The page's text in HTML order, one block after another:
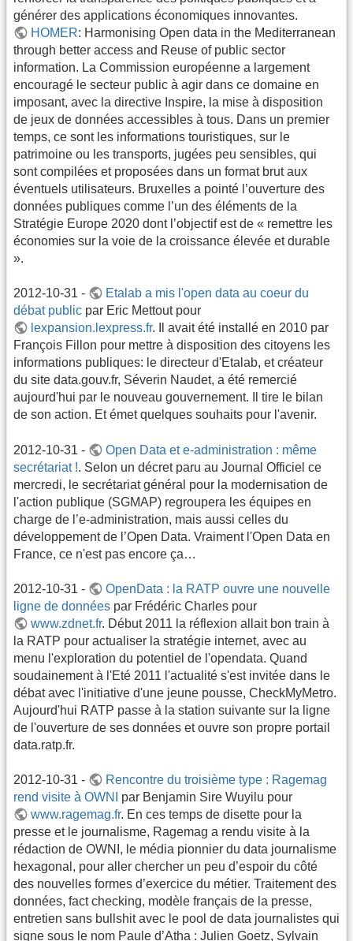
générer des applications économiques innovantes.
HOMER: Harmonising Open data in the Mediterranean
through better access and Reuse of public sector
information. La Commission européenne a largement
encouragé le secteur public à agir dans ce domaine en
imposant, avec la directive Inspire, la mise à disposition
de jeux de données accessibles à tous. Dans un premier
temps, ce sont les informations touristiques, sur le
patrimoine ou les transports, jugées peu sensibles, qui
sont compilées et proposées dans un format brut aux
éventuels utilisateurs. Bruxelles a pointé l’ouverture des
données publiques comme l’un des éléments de la
Stratégie Europe 2020 dont l’objectif est de « remettre les
économies sur la voie de la croissance élevée et durable
».
2012-10-31 -
Etalab a mis l'open data au coeur du
débat public par Eric Mettout pour
lexpansion.lexpress.fr. Il avait été installé en 2010 par
François Fillon pour mettre à disposition des citoyens les
informations publiques: le directeur d'Etalab, et créateur
du site data.gouv.fr, Séverin Naudet, a été remercié
aujourd'hui par le nouveau gouvernement. Il tire le bilan
de son action. Et émet quelques souhaits pour l'avenir.
2012-10-31 -
Open Data et e-administration : même
secrétariat !. Selon un décret paru au Journal Officiel ce
mercredi, le secrétariat général pour la modernisation de
l'action publique (SGMAP) regroupera les équipes en
charge de l’e-administration, mais aussi celles du
développement de l’Open Data. Vraiment l'Open Data en
France, ce n'est pas encore ça…
2012-10-31 -
OpenData : la RATP ouvre une nouvelle
ligne de données par Frédéric Charles pour
www.zdnet.fr. Début 2011 la réflexion allait bon train à
la RATP pour actualiser la stratégie internet, avec au
menu l'exploration du potentiel de l'opendata. Quand
soudainement à l'Eté 2011 l'actualité s'est invitée dans le
débat avec l'initiative d'une jeune pousse, CheckMyMetro.
Aujourd'hui RATP passe à la station suivante sur la ligne
de l'ouverture de ses données et ouvre son propre portail
data.ratp.fr.
2012-10-31 -
Rencontre du troisième type : Ragemag
rend visite à OWNI
par Benjamin Sire Wuyilu pour
www.ragemag.fr. En ces temps de disette pour la
presse et le journalisme, Ragemag a rendu visite à la
rédaction de OWNI, le média pionnier du data journalisme
hexagonal, pour aller chercher un peu d’espoir du côté
des nouvelles formes d’exercice du métier. Traitement des
données, fact checking, modèle français de la presse,
entretien sans bullshit avec le pool de data journalistes qui
signe sous le nom Paule d’Atha : Julien Goetz, Sylvain